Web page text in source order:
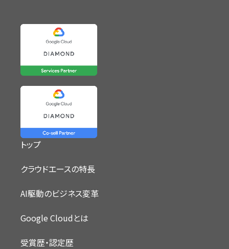
トップ
クラウドエースの特長
AI駆動のビジネス変革
Google Cloudとは
受賞歴・認定歴